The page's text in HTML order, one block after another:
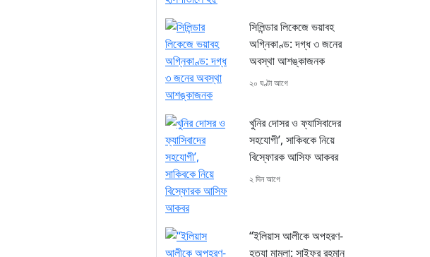
সিলিন্ডার লিকেজে ভয়াবহ
অগ্নিকাণ্ড: দগ্ধ ৩ জনের
অবস্থা আশঙ্কাজনক
২০ ঘণ্টা আগে
খুনির দোসর ও ফ্যাসিবাদের
সহযোগী’, সাকিবকে নিয়ে
বিস্ফোরক আসিফ আকবর
২ দিন আগে
“ইলিয়াস আলীকে অপহরণ-
হত্যা মামলা: সাইফুর রহমান